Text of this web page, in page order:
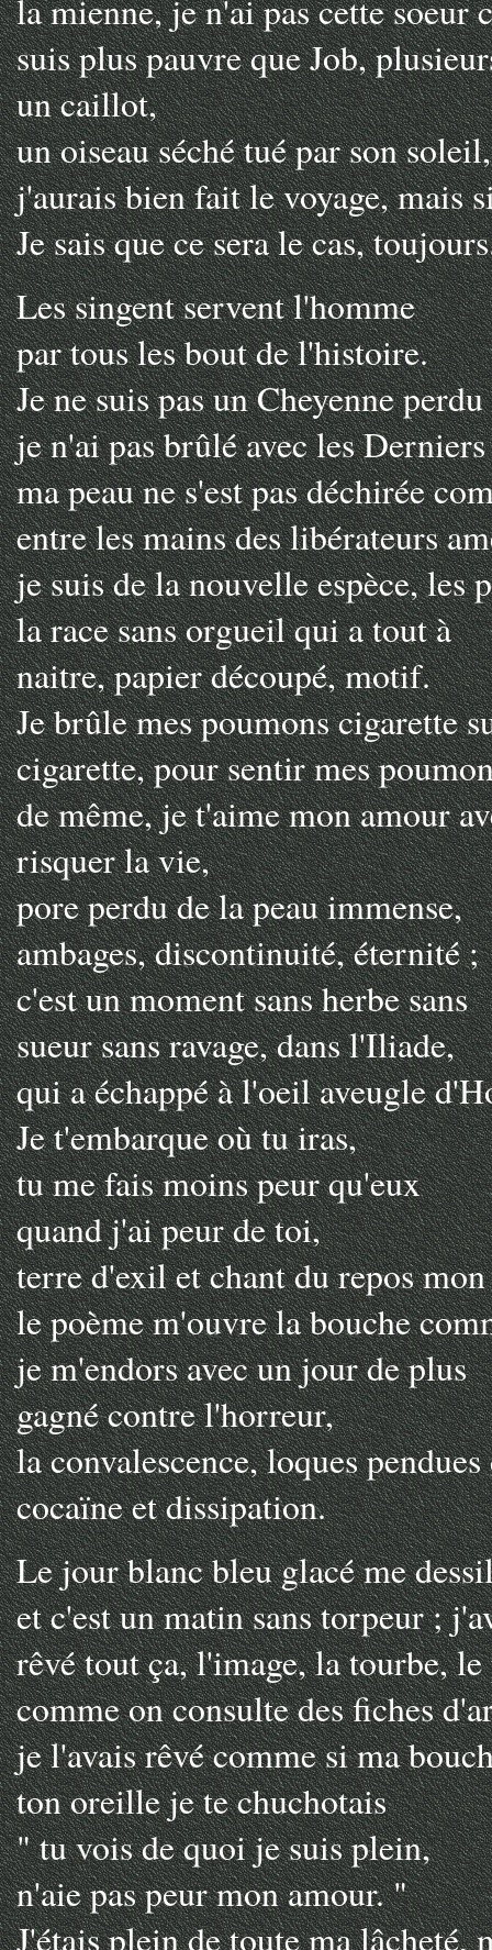
la mienne, je n'ai pas cette soeur
suis plus pauvre que Job,
un caillot,
un oiseau séché tué par son
j'aurais bien fait le voyage, mais
Je sais que ce sera le cas,
Les singent servent l'homme
par tous les bout de l'histoire.
Je ne suis pas un Cheyenne
je n'ai pas brûlé avec les
ma peau ne s'est pas déchirée
entre les mains des libérateurs
je suis de la nouvelle espèce,
la race sans orgueil qui a tout à
naitre, papier découpé, motif.
Je brûle mes poumons cigarette
cigarette, pour sentir mes
de même, je t'aime mon amour
risquer la vie,
pore perdu de la peau immense,
ambages, discontinuité, éternité ;
c'est un moment sans herbe sans
sueur sans ravage, dans l'Iliade,
qui a échappé à l'oeil aveugle
Je t'embarque où tu iras,
tu me fais moins peur qu'eux
quand j'ai peur de toi,
terre d'exil et chant du repos
le poème m'ouvre la bouche
je m'endors avec un jour de plus
gagné contre l'horreur,
la convalescence, loques
cocaïne et dissipation.
Le jour blanc bleu glacé me
et c'est un matin sans torpeur ;
rêvé tout ça, l'image, la tourbe, le
comme on consulte des fiches
je l'avais rêvé comme si ma
ton oreille je te chuchotais
" tu vois de quoi je suis plein,
n'aie pas peur mon amour. "
J'étais plein de toute ma lâcheté,